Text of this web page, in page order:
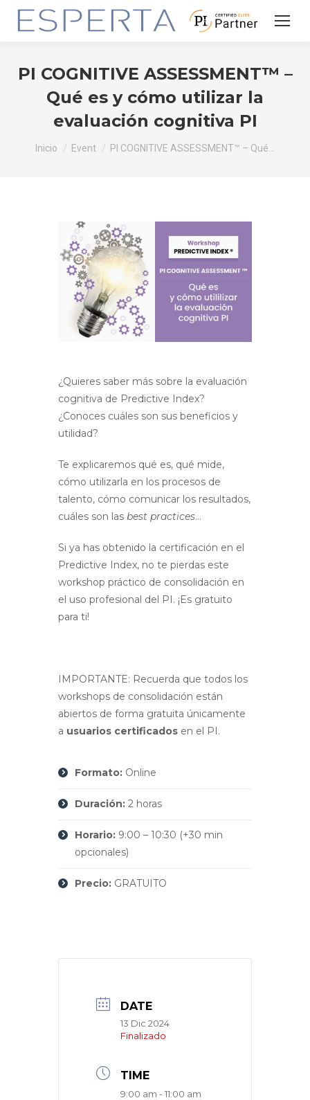
PI COGNITIVE ASSESSMENT™ –
Qué es y cómo utilizar la
evaluación cognitiva PI
Estás aquí:
Inicio Event PI COGNITIVE ASSESSMENT™ – Qué…
¿Quieres saber más sobre la evaluación
cognitiva de Predictive Index?
¿Conoces cuáles son sus beneficios y
utilidad?
Te explicaremos qué es, qué mide,
cómo utilizarla en los procesos de
talento, cómo comunicar los resultados,
cuáles son las best practices…
Si ya has obtenido la certificación en el
Predictive Index, no te pierdas este
workshop práctico de consolidación en
el uso profesional del PI. ¡Es gratuito
para ti!
IMPORTANTE: Recuerda que todos los
workshops de consolidación están
abiertos de forma gratuita únicamente
a usuarios certificados en el PI.
Formato: Online
Duración: 2 horas
Horario: 9:00 – 10:30 (+30 min
opcionales)
Precio: GRATUITO
DATE
13 Dic 2024
Finalizado
TIME
9:00 am - 11:00 am